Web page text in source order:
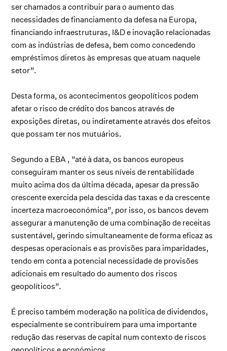
ser chamados a contribuir para o aumento das
necessidades de financiamento da defesa na Europa,
financiando infraestruturas, I&D e inovação relacionadas
com as indústrias de defesa, bem como concedendo
empréstimos diretos às empresas que atuam naquele
setor”.
Desta forma, os acontecimentos geopolíticos podem
afetar o risco de crédito dos bancos através de
exposições diretas, ou indiretamente através dos efeitos
que possam ter nos mutuários.
Segundo a EBA , ”até à data, os bancos europeus
conseguiram manter os seus níveis de rentabilidade
muito acima dos da última década, apesar da pressão
crescente exercida pela descida das taxas e da crescente
incerteza macroeconómica”, por isso, os bancos devem
assegurar a manutenção de uma combinação de receitas
sustentável, gerindo simultaneamente de forma eficaz as
despesas operacionais e as provisões para imparidades,
tendo em conta a potencial necessidade de provisões
adicionais em resultado do aumento dos riscos
geopolíticos”.
É preciso também moderação na política de dividendos,
especialmente se contribuírem para uma importante
redução das reservas de capital num contexto de riscos